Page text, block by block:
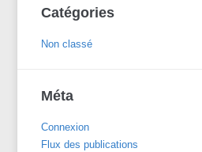
Catégories
Non classé
Méta
Connexion
Flux des publications